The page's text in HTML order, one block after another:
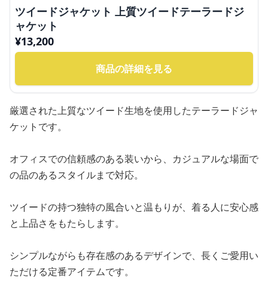
ツイードジャケット 上質ツイードテーラードジ
ャケット
¥13,200
商品の詳細を見る
厳選された上質なツイード生地を使用したテーラードジャ
ケットです。
オフィスでの信頼感のある装いから、カジュアルな場面で
の品のあるスタイルまで対応。
ツイードの持つ独特の風合いと温もりが、着る人に安心感
と上品さをもたらします。
シンプルながらも存在感のあるデザインで、長くご愛用い
ただける定番アイテムです。